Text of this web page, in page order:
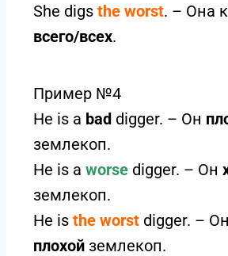
She digs the worst. – Она
всего/всех.
Пример №4
He is a bad digger. – Он
землекоп.
He is a worse digger. – Он
землекоп.
He is the worst digger. – Он
плохой землекоп.